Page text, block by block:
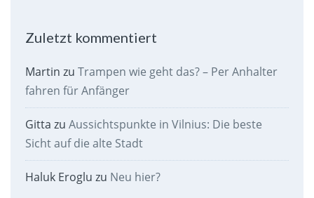
Zuletzt kommentiert
Martin zu Trampen wie geht das? – Per Anhalter
fahren für Anfänger
Gitta zu Aussichtspunkte in Vilnius: Die beste
Sicht auf die alte Stadt
Haluk Eroglu zu Neu hier?